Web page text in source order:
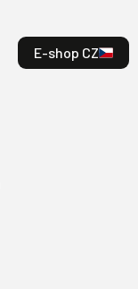
E-shop CZ